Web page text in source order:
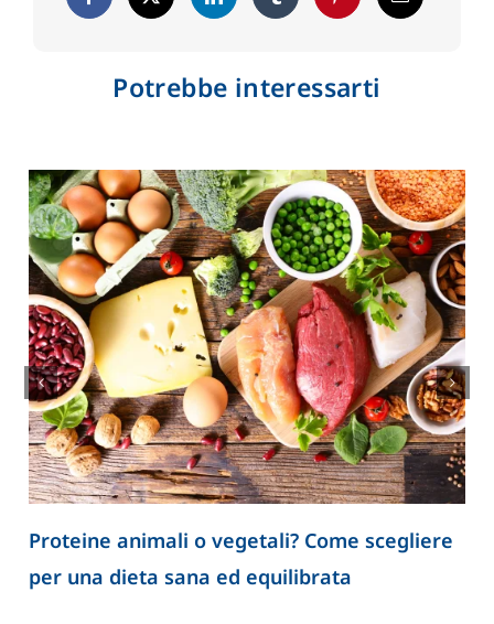
Potrebbe interessarti
Proteine animali o vegetali? Come scegliere
per una dieta sana ed equilibrata